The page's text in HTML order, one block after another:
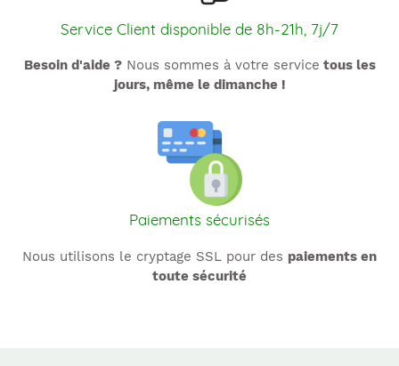
Service Client disponible de 8h-21h, 7j/7
Besoin d'aide ?Nous sommes à votre service tous les
jours, même le dimanche !
Paiements sécurisés
Nous utilisons le cryptage SSL pour des paiements en
toute sécurité